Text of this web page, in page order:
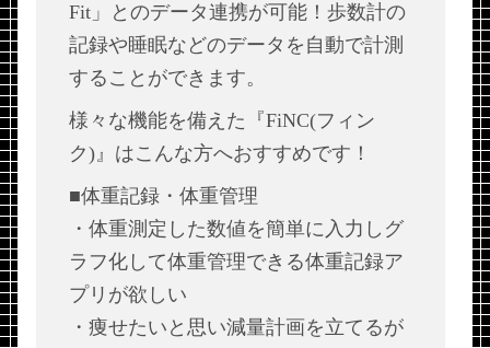
Fit」とのデータ連携が可能！歩数計の
記録や睡眠などのデータを自動で計測
することができます。
様々な機能を備えた『FiNC(フィン
ク)』はこんな方へおすすめです！
■体重記録・体重管理
・体重測定した数値を簡単に入力しグ
ラフ化して体重管理できる体重記録ア
プリが欲しい
・痩せたいと思い減量計画を立てるが